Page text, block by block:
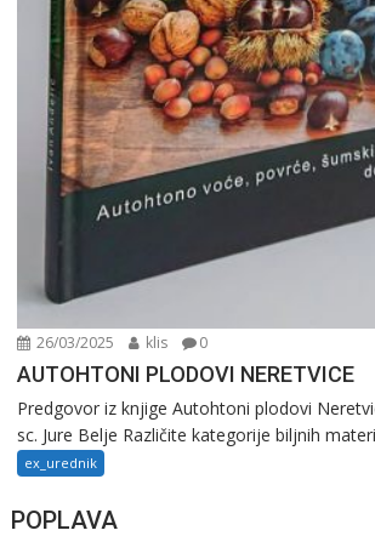
26/03/2025 klis 0
AUTOHTONI PLODOVI NERETVICE
Predgovor iz knjige Autohtoni plodovi
sc. Jure Belje Različite kategorije biljnih
ex_urednik
POPLAVA